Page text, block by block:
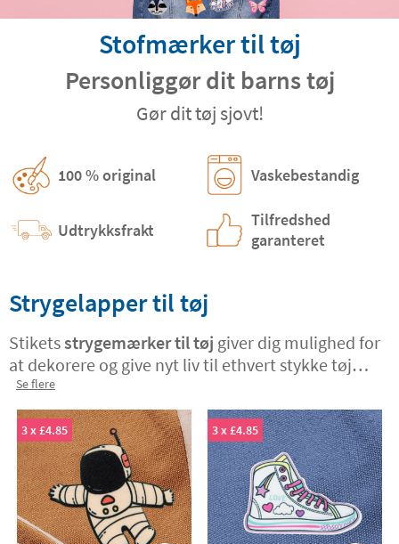
Stofmærker til tøj
Personliggør dit barns tøj
Gør dit tøj sjovt!
100 % original Vaskebestandig
Udtrykksfrakt
Tilfredshed
garanteret
Strygelapper til tøj
Stiketsstrygemærker til tøj giver dig mulighed for
at dekorere og give nyt liv til ethvert stykke tøj
eller tilbehør. Disse
bukser, jakker, tasker eller andre
beklædningsdele. Udover at give tøjet et
personligt præg med 100% eksklusive Stikets-
designs, er de også en sjov måde at dække eller
reparere huller i børnetøj på.
Se flere
3 x £4.85 3 x £4.85